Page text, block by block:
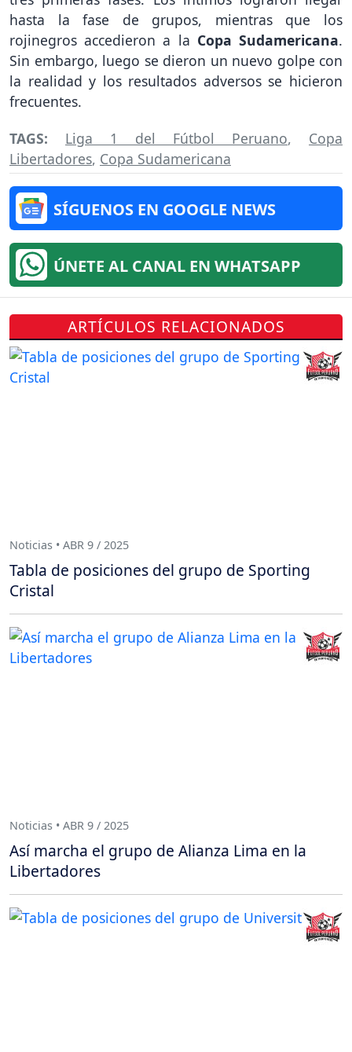
hasta la fase de grupos, mientras que los
rojinegros accedieron a la Copa Sudamericana.
Sin embargo, luego se dieron un nuevo golpe con
la realidad y los resultados adversos se hicieron
frecuentes.
TAGS: Liga 1 del Fútbol Peruano, Copa
Libertadores, Copa Sudamericana
SÍGUENOS EN GOOGLE NEWS
ÚNETE AL CANAL EN WHATSAPP
ARTÍCULOS RELACIONADOS
Noticias • ABR 9 / 2025
Tabla de posiciones del grupo de Sporting
Cristal
Noticias • ABR 9 / 2025
Así marcha el grupo de Alianza Lima en la
Libertadores